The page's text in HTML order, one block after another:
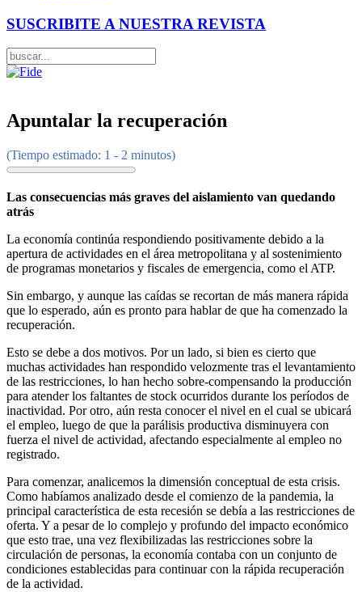
SUSCRIBITE A NUESTRA REVISTA
Apuntalar la recuperación
(Tiempo estimado: 1 - 2 minutos)
Las consecuencias más graves del aislamiento van quedando
atrás
La economía continúa respondiendo positivamente debido a la
apertura de actividades en el área metropolitana y al sostenimiento
de programas monetarios y fiscales de emergencia, como el ATP.
Sin embargo, y aunque las caídas se recortan de más manera rápida
que lo esperado, aún es pronto para hablar de que ha comenzado la
recuperación.
Esto se debe a dos motivos. Por un lado, si bien es cierto que
muchas actividades han respondido velozmente tras el levantamiento
de las restricciones, lo han hecho sobre-compensando la producción
para atender los faltantes de stock ocurridos durante los períodos de
inactividad. Por otro, aún resta conocer el nivel en el cual se ubicará
el empleo, luego de que la parálisis productiva disminuyera con
fuerza el nivel de actividad, afectando especialmente al empleo no
registrado.
Para comenzar, analicemos la dimensión conceptual de esta crisis.
Como habíamos analizado desde el comienzo de la pandemia, la
principal característica de esta recesión se debía a las restricciones de
oferta. Y a pesar de lo complejo y profundo del impacto económico
que esto trae, una vez flexibilizadas las restricciones sobre la
circulación de personas, la economía contaba con un conjunto de
condiciones establecidas para continuar con la rápida recuperación
de la actividad.